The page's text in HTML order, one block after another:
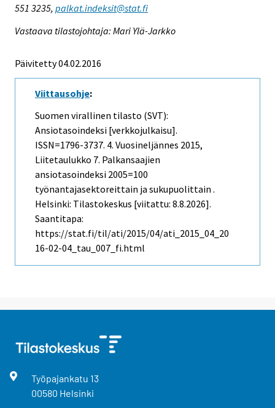
551 3235, palkat.indeksit@stat.fi
Vastaava tilastojohtaja: Mari Ylä-Jarkko
Päivitetty 04.02.2016
Viittausohje:
Suomen virallinen tilasto (SVT):
Ansiotasoindeksi [verkkojulkaisu].
ISSN=1796-3737. 4. Vuosineljännes 2015,
Liitetaulukko 7. Palkansaajien
ansiotasoindeksi 2005=100
työnantajasektoreittain ja sukupuolittain .
Helsinki: Tilastokeskus [viitattu: 8.8.2026].
Saantitapa:
https://stat.fi/til/ati/2015/04/ati_2015_04_20
16-02-04_tau_007_fi.html
Työpajankatu 13
00580 Helsinki